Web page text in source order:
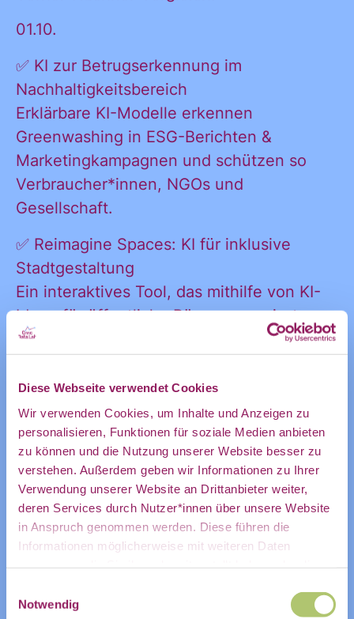
Diese Webseite verwendet Cookies
Wir verwenden Cookies, um Inhalte und Anzeigen zu
personalisieren, Funktionen für soziale Medien anbieten
zu können und die Nutzung unserer Website besser zu
verstehen. Außerdem geben wir Informationen zu Ihrer
Verwendung unserer Website an Drittanbieter weiter,
deren Services durch Nutzer*innen über unsere Website
in Anspruch genommen werden. Diese führen die
Informationen möglicherweise mit weiteren Daten
haben.
Notwendig
01.10.
✅ KI zur Betrugserkennung im
Nachhaltigkeitsbereich
Erklärbare KI-Modelle erkennen
Greenwashing in ESG-Berichten &
Marketingkampagnen und schützen so
Verbraucher*innen, NGOs und
Gesellschaft.
✅ Reimagine Spaces: KI für inklusive
Stadtgestaltung
Ein interaktives Tool, das mithilfe von KI-
Ideen für öffentliche Räume generiert.
Bürger*innen können gemeinsam
lebenswerter, nachhaltiger und
partizipativer zu gestalten.
👉 Komm vorbei, entdecke die Projekte,
unsere Initiative und ihre Angebote & lasst
uns in den Austausch kommen.
Weitere Informationen findest du hier:
https://www.smartcountry.berlin/de
ZUR VERANSTALTUNG IM COMMUNITY-
Ankündigungen
des CDL direkt
in mein
persönliches
Postfach:
möchte alle
und
des CDL
direkt in
mein
persönliches